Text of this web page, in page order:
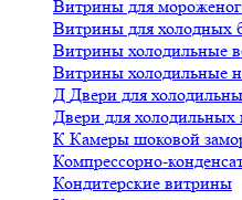
Витрины для
Витрины для холодных
Витрины холодильные
Витрины холодильные
Д Двери для
Двери для
К Камеры шоковой
Компрессорно-
Кондитерские витрины